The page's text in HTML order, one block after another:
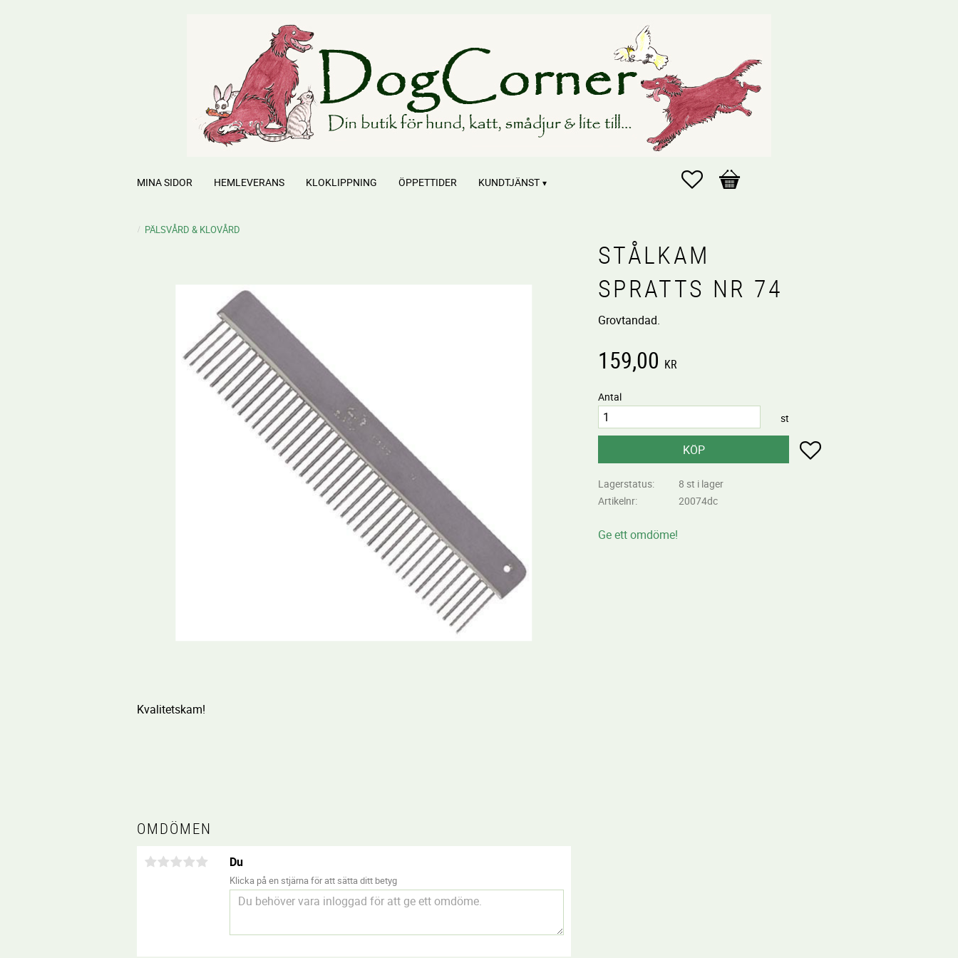
Favoriter
Kundvagn
MINA SIDOR HEMLEVERANS KLOKLIPPNING ÖPPETTIDER KUNDTJÄNST
PÄLSVÅRD & KLOVÅRD
STÅLKAM
SPRATTS NR 74
Grovtandad.
159,00 KR
Antal
st
KÖP Lägg till i favoriter
Lagerstatus
8 st i lager
Artikelnr
20074dc
Ge ett omdöme!
Kvalitetskam!
OMDÖMEN
Du
Klicka på en stjärna för att sätta ditt betyg